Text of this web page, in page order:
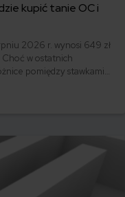
kupić tanie OC i
2026 r. wynosi 649 zł
w ostatnich
pomiędzy stawkami
najtańsze OC w Polsce